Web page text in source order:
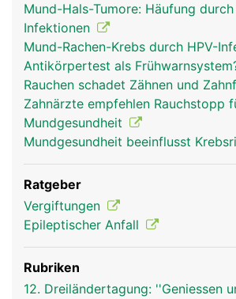
Mund-Hals-Tumore: Häufung
Infektionen
Mund-Rachen-Krebs durch HPV-
Antikörpertest als
Rauchen schadet Zähnen und
Zahnärzte empfehlen Rauchstopp
Mundgesundheit
Mundgesundheit beeinflusst
Ratgeber
Vergiftungen
Epileptischer Anfall
Rubriken
12. Dreiländertagung: ''Geniessen